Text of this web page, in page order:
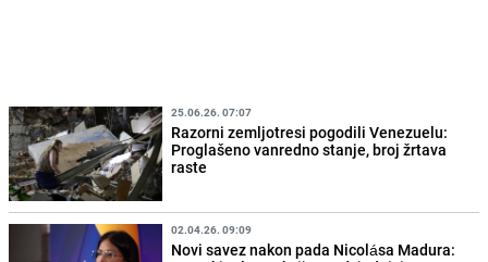
25.06.26. 07:07
Razorni zemljotresi pogodili Venezuelu:
Proglašeno vanredno stanje, broj žrtava
raste
02.04.26. 09:09
Novi savez nakon pada Nicolása Madura: